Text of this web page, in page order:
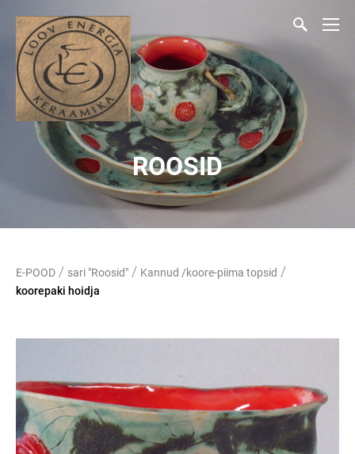
ROOSID
E-POOD / sari "Roosid" / Kannud /koore-piima topsid /
koorepaki hoidja